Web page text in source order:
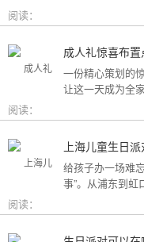
用构成参考，
阅读：
成人礼惊喜布置
一份精心策划的
让这一天成为全
而头疼，不妨
细节创意，帮你
阅读：
上海儿童生日
给孩子办一场难
事”。从浦东到
友好型场地选
题。这份攻略按
阅读：